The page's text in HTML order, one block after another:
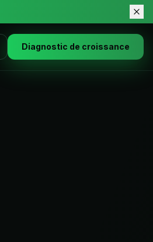
Diagnostic de croissance